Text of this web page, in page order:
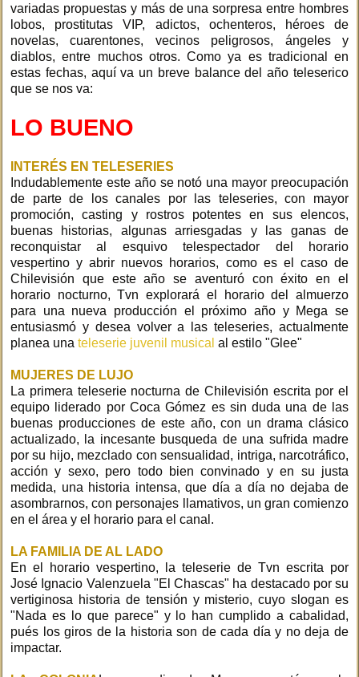
variadas propuestas y más de una sorpresa entre hombres
lobos, prostitutas VIP, adictos, ochenteros, héroes de
novelas, cuarentones, vecinos peligrosos, ángeles y
diablos, entre muchos otros. Como ya es tradicional en
estas fechas, aquí va un breve balance del año teleserico
que se nos va:
LO BUENO
INTERÉS EN TELESERIES
Indudablemente este año se notó una mayor preocupación
de parte de los canales por las teleseries, con mayor
promoción, casting y rostros potentes en sus elencos,
buenas historias, algunas arriesgadas y las ganas de
reconquistar al esquivo telespectador del horario
vespertino y abrir nuevos horarios, como es el caso de
Chilevisión que este año se aventuró con éxito en el
horario nocturno, Tvn explorará el horario del almuerzo
para una nueva producción el próximo año y Mega se
entusiasmó y desea volver a las teleseries, actualmente
planea una teleserie juvenil musical al estilo "Glee"
MUJERES DE LUJO
La primera teleserie nocturna de Chilevisión escrita por el
equipo liderado por Coca Gómez es sin duda una de las
buenas producciones de este año, con un drama clásico
actualizado, la incesante busqueda de una sufrida madre
por su hijo, mezclado con sensualidad, intriga, narcotráfico,
acción y sexo, pero todo bien convinado y en su justa
medida, una historia intensa, que día a día no dejaba de
asombrarnos, con personajes llamativos, un gran comienzo
en el área y el horario para el canal.
LA FAMILIA DE AL LADO
En el horario vespertino, la teleserie de Tvn escrita por
José Ignacio Valenzuela "El Chascas" ha destacado por su
vertiginosa historia de tensión y misterio, cuyo slogan es
"Nada es lo que parece" y lo han cumplido a cabalidad,
pués los giros de la historia son de cada día y no deja de
impactar.